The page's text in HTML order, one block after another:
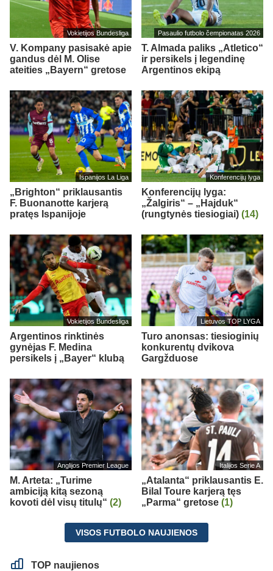
Vokietijos Bundesliga
V. Kompany pasisakė apie
gandus dėl M. Olise
ateities „Bayern“ gretose
Pasaulio futbolo čempionatas 2026
T. Almada paliks „Atletico“
ir persikels į legendinę
Argentinos ekipą
Ispanijos La Liga
„Brighton“ priklausantis
F. Buonanotte karjerą
pratęs Ispanijoje
Konferencijų lyga
Konferencijų lyga:
„Žalgiris“ – „Hajduk“
(rungtynės tiesiogiai) (14)
Vokietijos Bundesliga
Argentinos rinktinės
gynėjas F. Medina
persikels į „Bayer“ klubą
Lietuvos TOP LYGA
Turo anonsas: tiesioginių
konkurentų dvikova
Gargžduose
Anglijos Premier League
M. Arteta: „Turime
ambiciją kitą sezoną
kovoti dėl visų titulų“ (2)
Italijos Serie A
„Atalanta“ priklausantis E.
Bilal Toure karjerą tęs
„Parma“ gretose (1)
VISOS FUTBOLO NAUJIENOS
TOP naujienos